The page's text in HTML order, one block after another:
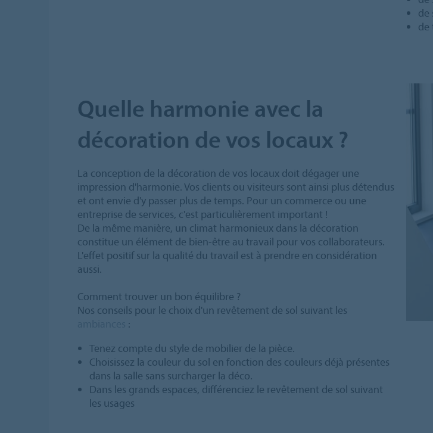
de
de
Quelle harmonie avec la
décoration de vos locaux ?
La conception de la décoration de vos locaux doit dégager une
impression d'harmonie. Vos clients ou visiteurs sont ainsi plus détendus
et ont envie d'y passer plus de temps. Pour un commerce ou une
entreprise de services, c'est particulièrement important !
De la même manière, un climat harmonieux dans la décoration
constitue un élément de bien-être au travail pour vos collaborateurs.
L'effet positif sur la qualité du travail est à prendre en considération
aussi.
Comment trouver un bon équilibre ?
Nos conseils pour le choix d'un revêtement de sol suivant les
:
Tenez compte du style de mobilier de la pièce.
Choisissez la couleur du sol en fonction des couleurs déjà présentes
dans la salle sans surcharger la déco.
Dans les grands espaces, différenciez le revêtement de sol suivant
les usages